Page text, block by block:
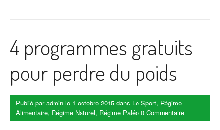
4 programmes gratuits
pour perdre du poids
Publié paradmin le 1 octobre 2015 dans Le Sport, Régime
Alimentaire, Régime Naturel, Régime Paléo 0 Commentaire